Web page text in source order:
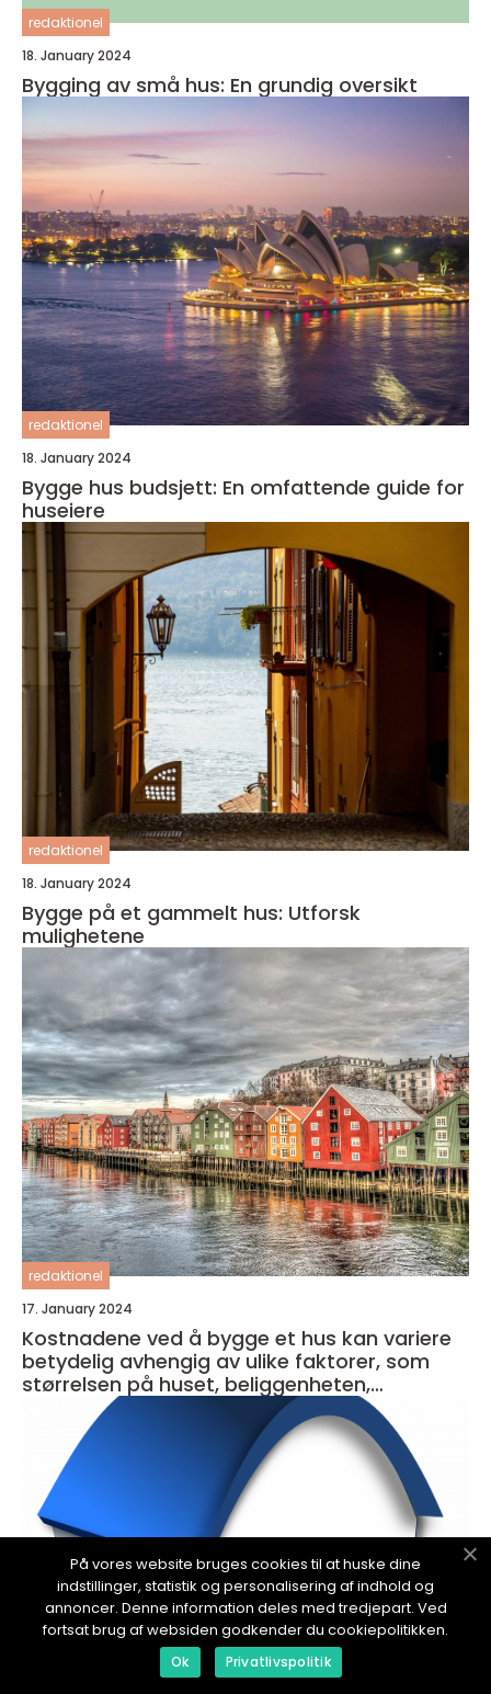
redaktionel
18. January 2024
Bygging av små hus: En grundig oversikt
redaktionel
18. January 2024
Bygge hus budsjett: En omfattende guide for
huseiere
redaktionel
18. January 2024
Bygge på et gammelt hus: Utforsk
mulighetene
redaktionel
17. January 2024
Kostnadene ved å bygge et hus kan variere
betydelig avhengig av ulike faktorer, som
størrelsen på huset, beliggenheten,
materialkvaliteten og entreprenørens priser
På vores website bruges cookies til at huske dine
indstillinger, statistik og personalisering af indhold og
annoncer. Denne information deles med tredjepart. Ved
fortsat brug af websiden godkender du cookiepolitikken.
Ok Privatlivspolitik